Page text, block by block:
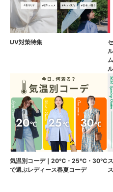
UV対策特集
ル
気温別コーデ｜20℃・25℃・30℃
で選ぶレディース春夏コーデ